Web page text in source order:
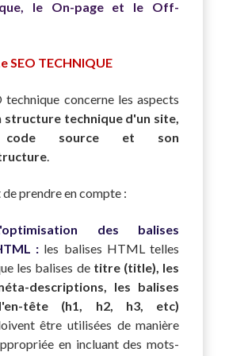
le On-page et le Off-
SEO TECHNIQUE
technique concerne les aspects
structure technique d'un site,
source et son
.
prendre en compte :
des balises
: les balises HTML telles
les balises de titre (title), les
descriptions, les balises
tête (h1, h2, h3, etc)
être utilisées de manière
en incluant des mots-